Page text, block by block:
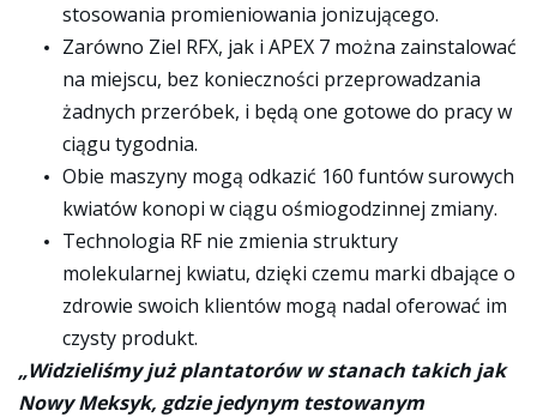
stosowania promieniowania jonizującego.
Zarówno Ziel RFX, jak i APEX 7 można zainstalować
na miejscu, bez konieczności przeprowadzania
żadnych przeróbek, i będą one gotowe do pracy w
ciągu tygodnia.
Obie maszyny mogą odkazić 160 funtów surowych
kwiatów konopi w ciągu ośmiogodzinnej zmiany.
Technologia RF nie zmienia struktury
molekularnej kwiatu, dzięki czemu marki dbające o
zdrowie swoich klientów mogą nadal oferować im
czysty produkt.
„Widzieliśmy już plantatorów w stanach takich jak
Nowy Meksyk, gdzie jedynym testowanym